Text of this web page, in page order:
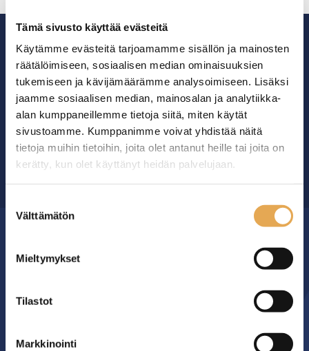
Tämä sivusto käyttää evästeitä
Käytämme evästeitä tarjoamamme sisällön ja mainosten
räätälöimiseen, sosiaalisen median ominaisuuksien
tukemiseen ja kävijämäärämme analysoimiseen. Lisäksi
jaamme sosiaalisen median, mainosalan ja analytiikka-
alan kumppaneillemme tietoja siitä, miten käytät
sivustoamme. Kumppanimme voivat yhdistää näitä
tietoja muihin tietoihin, joita olet antanut heille tai joita on
kerätty, kun olet käyttänyt heidän palvelujaan.
valinta
Välttämätön
Mieltymykset
Tilastot
Markkinointi
Ammattikeittiöiden asialla.
29 vuoden kokemuksella ympäri Suomen
OTA YHTEYTTÄ ›
Rengastie 32